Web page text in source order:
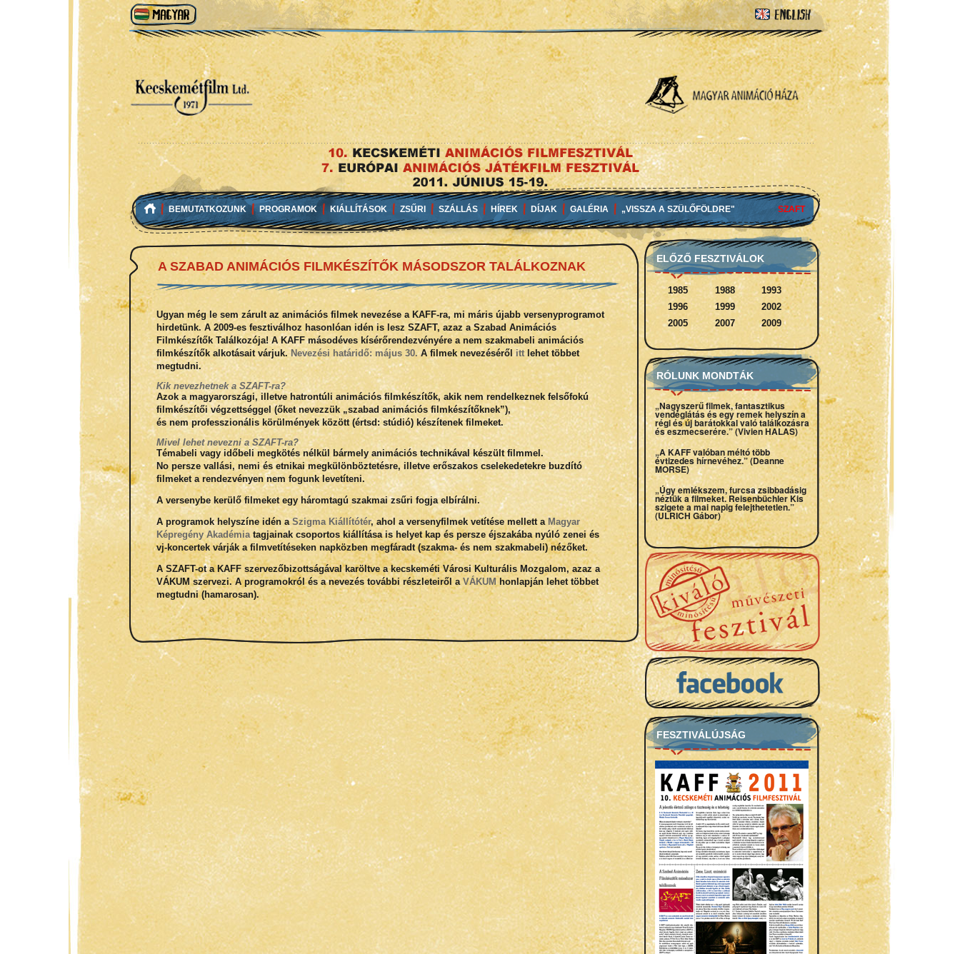
BEMUTATKOZUNK PROGRAMOK KIÁLLÍTÁSOK ZSŰRI SZÁLLÁS HÍREK DÍJAK GALÉRIA „VISSZA A SZÜLŐFÖLDRE" SZAFT
ELŐZŐ FESZTIVÁLOK
1985 1988
1993
1996
1999
2002
2005
2007 2009
RÓLUNK MONDTÁK
„Nagyszerű filmek, fantasztikus
vendéglátás és egy remek helyszín a
régi és új barátokkal való találkozásra
és eszmecserére.” (Vivien HALAS)
„A KAFF valóban méltó több
évtizedes hírnevéhez.” (Deanne
MORSE)
„Úgy emlékszem, furcsa zsibbadásig
néztük a filmeket. Reisenbüchler Kis
szigete a mai napig felejthetetlen.”
(ULRICH Gábor)
FESZTIVÁLÚJSÁG
A SZABAD ANIMÁCIÓS FILMKÉSZÍTŐK MÁSODSZOR TALÁLKOZNAK
Ugyan még le sem zárult az animációs filmek nevezése a KAFF-ra, mi máris újabb versenyprogramot
hirdetünk. A 2009-es fesztiválhoz hasonlóan idén is lesz SZAFT, azaz a Szabad Animációs
Filmkészítők Találkozója! A KAFF másodéves kísérőrendezvényére a nem szakmabeli animációs
filmkészítők alkotásait várjuk. Nevezési határidő: május 30.A filmek nevezésérőlitt lehet többet
megtudni.
Kik nevezhetnek a SZAFT-ra?
Azok a magyarországi, illetve hatrontúli animációs filmkészítők, akik nem rendelkeznek felsőfokú
filmkészítői végzettséggel (őket nevezzük „szabad animációs filmkészítőknek”),
és nem professzionális körülmények között (értsd: stúdió) készítenek filmeket.
Mivel lehet nevezni a SZAFT-ra?
Témabeli vagy időbeli megkötés nélkül bármely animációs technikával készült filmmel.
No persze vallási, nemi és etnikai megkülönböztetésre, illetve erőszakos cselekedetekre buzdító
filmeket a rendezvényen nem fogunk levetíteni.
A versenybe kerülő filmeket egy háromtagú szakmai zsűri fogja elbírálni.
A programok helyszíne idén aSzigma Kiállítótér, ahol a versenyfilmek vetítése mellett a Magyar
Képregény Akadémiatagjainak csoportos kiállítása is helyet kap és persze éjszakába nyúló zenei és
vj-koncertek várják a filmvetítéseken napközben megfáradt (szakma- és nem szakmabeli) nézőket.
A SZAFT-ot a KAFF szervezőbizottságával karöltve a kecskeméti Városi Kulturális Mozgalom, azaz a
VÁKUM szervezi. A programokról és a nevezés további részleteirőlaVÁKUMhonlapjánlehet többet
megtudni (hamarosan).